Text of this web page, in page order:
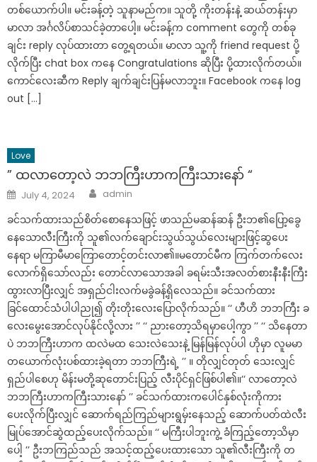
တစ်ယောက်ပါ။ မင်းခန့်တဲ့ သူနာမည်က။ သူတို့ ကိုးတန်းနဲ့ ဆယ်တန်းမှာ
မာလာ အင်္ဂလိပ်စာသင်ခဲ့တာပေါ့။ မင်းခန့်က comment တွေကို တစ်ခု
ချင်း reply လုပ်ထားတာ တွေ့ရတယ်။ မာလာ သူ့ကို friend request ပို့
လိုက်ပြီး chat box ကနေ Congratulations ဆိုပြီး ပို့ထားလိုက်တယ်။
ကောင်လေးဆီက Reply ချက်ချင်းပြန်မလာဘူး။ Facebook ကနေ log
out […]
Love
” ထလာတော့လဲ ဘဘကြီးဟာကကြီးသားနော် “
Posted
on
July 4, 2024 Author
admin
ခင်သက်ထားသည်စိတ်စောနေသဖြင့် ဖာသည်မဆန်ဆန် ဦးဘ၏ပြော့ခွေ
နေသောလီးကြီးကို သူ၏လက်ချောင်းသွယ်သွယ်လေးများဖြင့်ဆွပေး
နေရာ မကြာမီမာကြောတောင့်တင်းလာ၏။မတောင်မီက ကြက်တက်လေး
လောက်ရှိသော်လည်း တောင်လာသောအခါ ခရမ်းသီးအလတ်စားနီးနီးကြီး
ထွားလာပြီးလျှင် အရှည်ငါးလက်မခွဲခန့်ရှိလေသည်။ ခင်သက်ထား
ခြင်ထောင်သံပါပါညု၍ တိုးတိုးလေးပြောလိုက်သည်။ ‘‘ ဟီဟိ ဘဘကြီး ခ
လေးမွေးအောင်လုပ်နိုင်လို့လား ’’ ‘‘ ညားတော့သိရမှာပေါ့ကွာ ’’ ‘‘ သိနေတာ
ပဲ ဘဘကြီးဟာက ထလဲမထ သေးလဲသေးနဲ့ မြန်မြန်လုပ်ပါ ဟိုမှာ လူမမာ
တယောက်လုံးပစ်ထားခဲ့ရတာ ဘဘကြီးရဲ့ ’’ ။ တိုလျှင်တုတ် သေးလျှင်
ရှည်ပါစေဟု မိန်းမတို့ဆုတောင်းပြည့် လီးပိုင်ရှင်ဖြစ်ပါ၏။‘‘ လာတော့လဲ
ဘဘကြီးဟာကကြီးသားနော် ’’ ခင်သက်ထားကပေါင်နှစ်လုံးကိုကား
ပေးလိုက်ပြီးလျှင် ဆောက်ရည်ကြည်များရွမှ်းနေသည့် ဆောက်ပတ်ထဲလီး
မြုပ်အောင်ဆွဲထည့်ပေးလိုက်သည်။ ‘‘ မကြီးပါဘူးကွဲ့ ခံကြည့်တော့သိမှာ
ပေါ့ ’’ ဦးဘကြည်သည် အသင့်ထည့်ပေးထားသော သူ၏လီးကြီးကို တ